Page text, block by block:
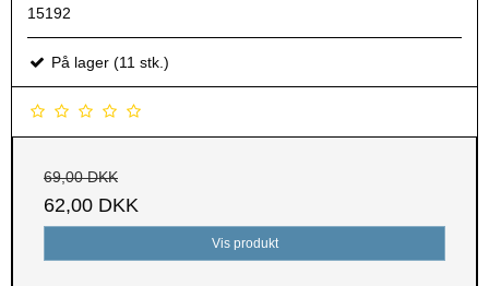
15192
På lager (11 stk.)
69,00 DKK
62,00 DKK
Vis produkt